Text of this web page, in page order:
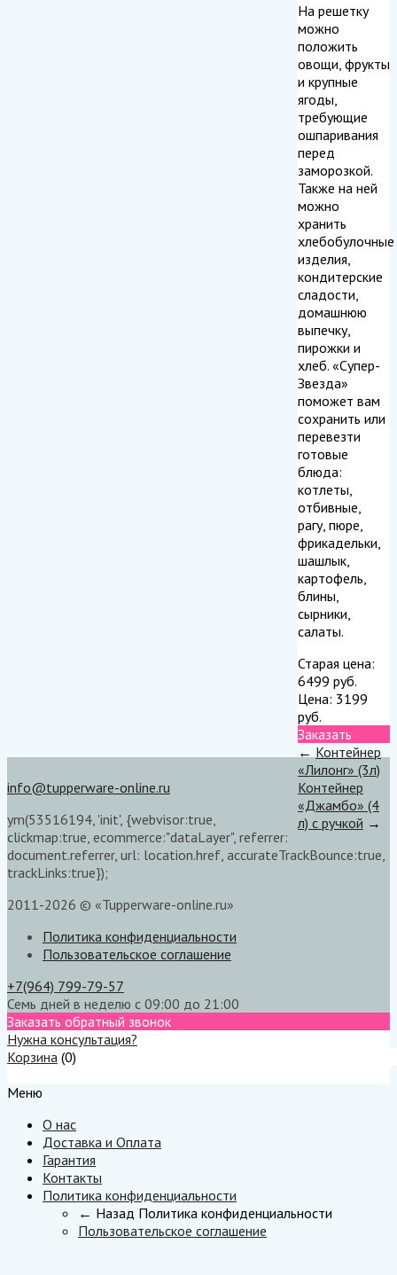
На решетку
можно
положить
овощи, фрукты
и крупные
ягоды,
требующие
ошпаривания
перед
заморозкой.
Также на ней
можно
хранить
хлебобулочные
изделия,
кондитерские
сладости,
домашнюю
выпечку,
пирожки и
хлеб. «Супер-
Звезда»
поможет вам
сохранить или
перевезти
готовые
блюда:
котлеты,
отбивные,
рагу, пюре,
фрикадельки,
шашлык,
картофель,
блины,
сырники,
салаты.
Старая цена:
6499 руб.
Цена: 3199
руб.
Заказать
← Контейнер
«Лилонг» (3л)
Контейнер
«Джамбо» (4
л) с ручкой →
info@tupperware-online.ru
ym(53516194, 'init', {webvisor:true,
clickmap:true, ecommerce:"dataLayer", referrer:
document.referrer, url: location.href, accurateTrackBounce:true,
trackLinks:true});
2011-2026 © «Tupperware-online.ru»
Политика конфиденциальности
Пользовательское соглашение
+7(964) 799-79-57
Семь дней в неделю с 09:00 до 21:00
Заказать обратный звонок
Нужна консультация?
Корзина (0)
Меню
О нас
Доставка и Оплата
Гарантия
Контакты
Политика конфиденциальности
← Назад Политика конфиденциальности
Пользовательское соглашение